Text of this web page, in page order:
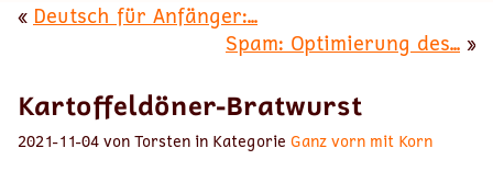
« Deutsch für Anfänger:...
Spam: Optimierung des... »
Kartoffeldöner-Bratwurst
2021-11-04 von Torsten in Kategorie Ganz vorn mit Korn